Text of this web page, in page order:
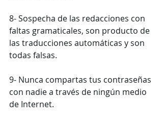
8- Sospecha de las redacciones con
faltas gramaticales, son producto de
las traducciones automáticas y son
todas falsas.
9- Nunca compartas tus contraseñas
con nadie a través de ningún medio
de Internet.